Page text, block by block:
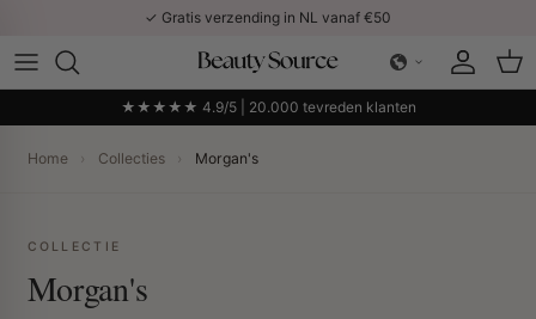
✓ Gratis verzending in NL vanaf €50
Account
★★★★★ 4.9/5 | 20.000 tevreden klanten
Home › Collecties › Morgan's
COLLECTIE
Morgan's